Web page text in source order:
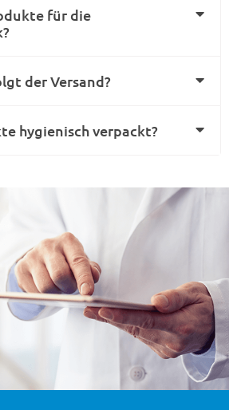
für die
der Versand?
hygienisch verpackt?